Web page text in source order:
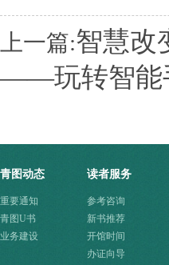
上一篇:智慧改
——玩转智能
青图动态
重要通知
青图U书
业务建设
读者服务
参考咨询
新书推荐
开馆时间
办证向导